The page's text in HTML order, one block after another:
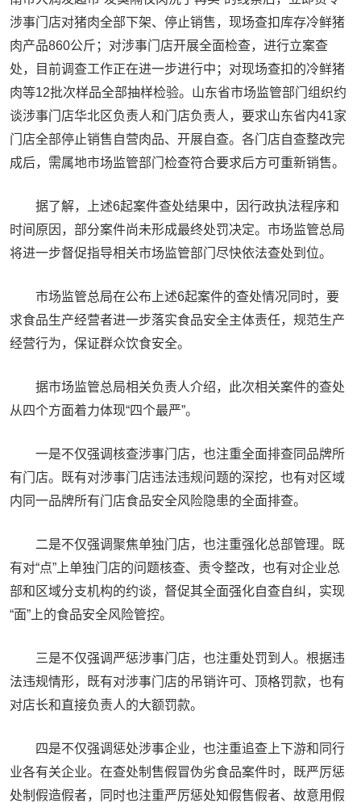
涉事门店对猪肉全部下架、停止销售，现场查扣库存冷鲜猪
肉产品860公斤；对涉事门店开展全面检查，进行立案查
处，目前调查工作正在进一步进行中；对现场查扣的冷鲜猪
肉等12批次样品全部抽样检验。山东省市场监管部门组织约
谈涉事门店华北区负责人和门店负责人，要求山东省内41家
门店全部停止销售自营肉品、开展自查。各门店自查整改完
成后，需属地市场监管部门检查符合要求后方可重新销售。
据了解，上述6起案件查处结果中，因行政执法程序和
时间原因，部分案件尚未形成最终处罚决定。市场监管总局
将进一步督促指导相关市场监管部门尽快依法查处到位。
市场监管总局在公布上述6起案件的查处情况同时，要
求食品生产经营者进一步落实食品安全主体责任，规范生产
经营行为，保证群众饮食安全。
据市场监管总局相关负责人介绍，此次相关案件的查处
从四个方面着力体现“四个最严”。
一是不仅强调核查涉事门店，也注重全面排查同品牌所
有门店。既有对涉事门店违法违规问题的深挖，也有对区域
内同一品牌所有门店食品安全风险隐患的全面排查。
二是不仅强调聚焦单独门店，也注重强化总部管理。既
有对“点”上单独门店的问题核查、责令整改，也有对企业总
部和区域分支机构的约谈，督促其全面强化自查自纠，实现
“面”上的食品安全风险管控。
三是不仅强调严惩涉事门店，也注重处罚到人。根据违
法违规情形，既有对涉事门店的吊销许可、顶格罚款，也有
对店长和直接负责人的大额罚款。
四是不仅强调惩处涉事企业，也注重追查上下游和同行
业各有关企业。在查处制售假冒伪劣食品案件时，既严厉惩
处制假造假者，同时也注重严厉惩处知假售假者、故意用假